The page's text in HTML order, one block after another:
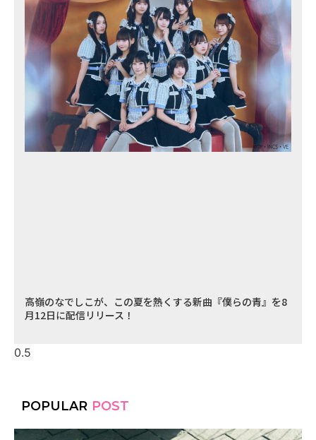
高嶺のなでしこが、この夏を熱くする新曲『僕らの青』を8
月12日に配信リリース！
POPULAR POST